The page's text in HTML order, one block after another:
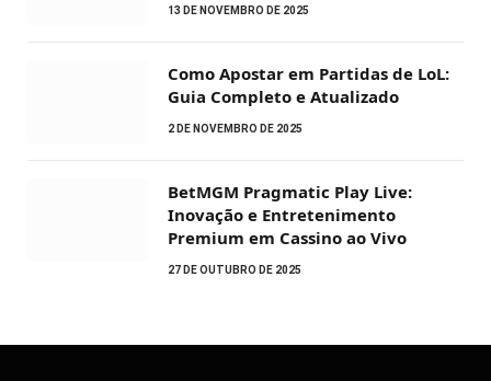
13 DE NOVEMBRO DE 2025
Como Apostar em Partidas de LoL:
Guia Completo e Atualizado
2 DE NOVEMBRO DE 2025
BetMGM Pragmatic Play Live:
Inovação e Entretenimento
Premium em Cassino ao Vivo
27 DE OUTUBRO DE 2025